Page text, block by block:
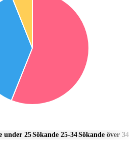
under 25Sökande 25-34Sökande över 34